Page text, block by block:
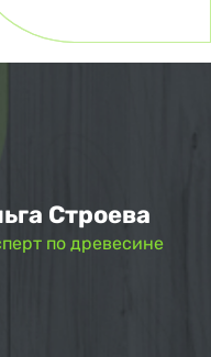
Строева
по древесине